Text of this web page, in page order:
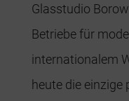
Glasstudio
Betriebe für
internationalem
heute die